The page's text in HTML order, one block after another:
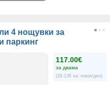
4 нощувки за
паркинг
117.00€
за двама
(29.13€ на човек/ден)